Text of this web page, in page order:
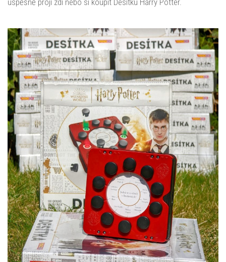
úspěšně projí zdí nebo si koupit Desítku Harry Potter.